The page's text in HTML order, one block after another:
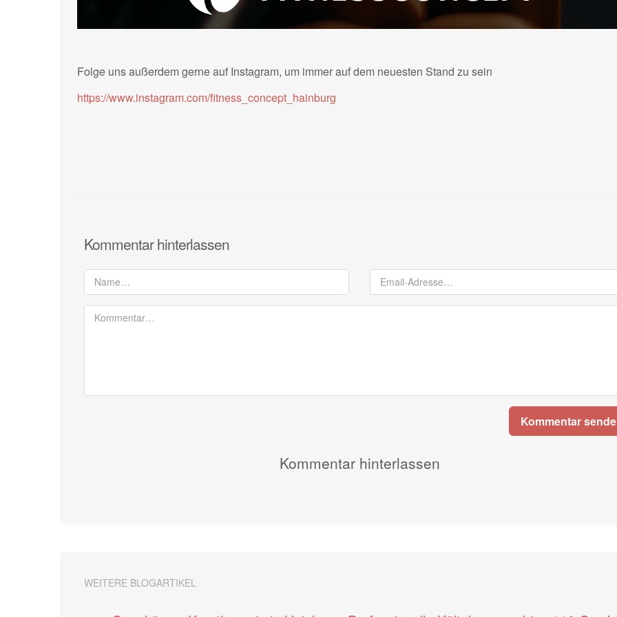
Folge uns außerdem gerne auf Instagram, um immer auf dem neuesten Stand zu sein
https://www.instagram.com/fitness_concept_hainburg
Kommentar hinterlassen
Kommentar
Kommentar hinterlassen
WEITERE BLOGARTIKEL